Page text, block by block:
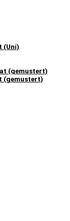
(Uni)
(gemustert)
(gemustert)